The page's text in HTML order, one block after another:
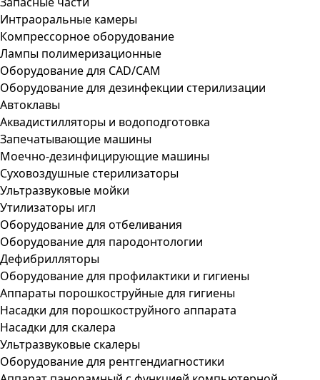
Интраоральные камеры
Компрессорное оборудование
Лампы полимеризационные
Оборудование для CAD/CAM
Оборудование для дезинфекции стерилизации
Автоклавы
Аквадистилляторы и водоподготовка
Запечатывающие машины
Моечно-дезинфицирующие машины
Суховоздушные стерилизаторы
Ультразвуковые мойки
Утилизаторы игл
Оборудование для отбеливания
Оборудование для пародонтологии
Дефибрилляторы
Оборудование для профилактики и гигиены
Аппараты порошкоструйные для гигиены
Насадки для порошкоструйного аппарата
Насадки для скалера
Ультразвуковые скалеры
Оборудование для рентгендиагностики